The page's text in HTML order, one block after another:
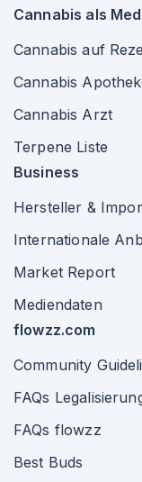
Cannabis als
Cannabis auf
Cannabis
Cannabis Arzt
Terpene Liste
Business
Hersteller &
Internationale
Market Report
Mediendaten
flowzz.com
Community
FAQs
FAQs flowzz
Best Buds